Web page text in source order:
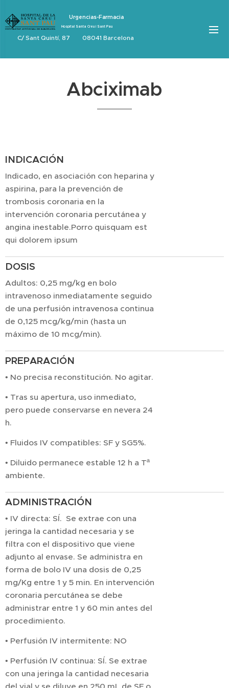
Urgencias-Farmacia
Hospital Santa Creu i Sant Pau
C/ Sant Quintí, 87 08041 Barcelona
Abciximab
INDICACIÓN
Indicado, en asociación con heparina y
aspirina, para la prevención de
trombosis coronaria en la
intervención coronaria percutánea y
angina inestable.Porro quisquam est
qui dolorem ipsum
DOSIS
Adultos: 0,25 mg/kg en bolo
intravenoso inmediatamente seguido
de una perfusión intravenosa continua
de 0,125 mcg/kg/min (hasta un
máximo de 10 mcg/min).
PREPARACIÓN
• No precisa reconstitución. No agitar.
• Tras su apertura, uso inmediato,
pero puede conservarse en nevera 24
h.
• Fluidos IV compatibles: SF y SG5%.
• Diluido permanece estable 12 h a Tª
ambiente.
ADMINISTRACIÓN
• IV directa: SÍ. Se extrae con una
jeringa la cantidad necesaria y se
filtra con el dispositivo que viene
adjunto al envase. Se administra en
forma de bolo IV una dosis de 0,25
mg/Kg entre 1 y 5 min. En intervención
coronaria percutánea se debe
administrar entre 1 y 60 min antes del
procedimiento.
• Perfusión IV intermitente: NO
• Perfusión IV continua: SÍ. Se extrae
con una jeringa la cantidad necesaria